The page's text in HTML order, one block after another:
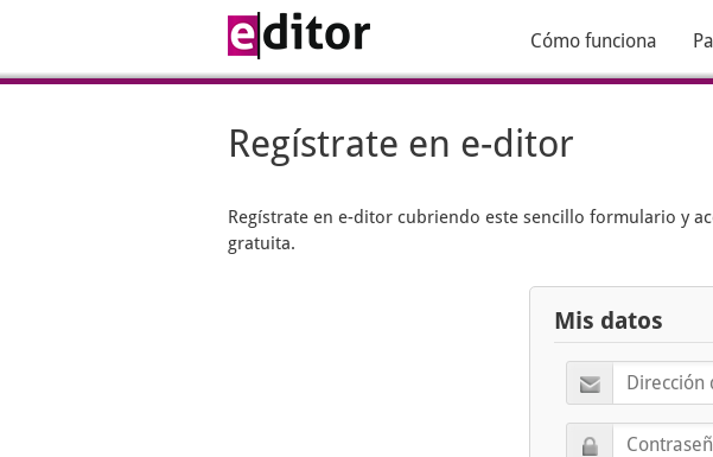
Cómo funciona
Regístrate en e-ditor
Regístrate en e-ditor cubriendo este sencillo formulario y
gratuita.
Mis datos